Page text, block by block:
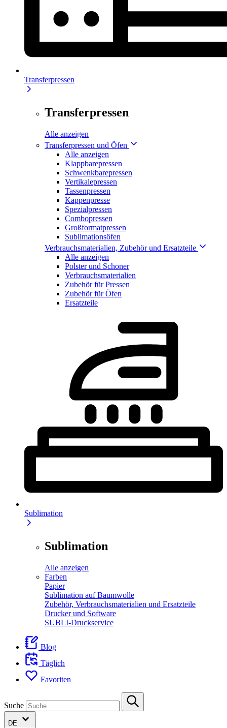
Transferpressen
Transferpressen
Alle anzeigen
Transferpressen und Öfen
Alle anzeigen
Klappbarepressen
Schwenkbarepressen
Vertikalepressen
Tassenpressen
Kappenpresse
Spezialpressen
Combopressen
Großformatpressen
Sublimationsöfen
Verbrauchsmaterialien, Zubehör und Ersatzteile
Alle anzeigen
Polster und Schoner
Verbrauchsmaterialien
Zubehör für Pressen
Zubehör für Öfen
Ersatzteile
Sublimation
Sublimation
Alle anzeigen
Farben
Papier
Sublimation auf Baumwolle
Zubehör, Verbrauchsmaterialien und Ersatzteile
Drucker und Software
SUBLI-Druckservice
Blog
Täglich
Favoriten
Suche
DE